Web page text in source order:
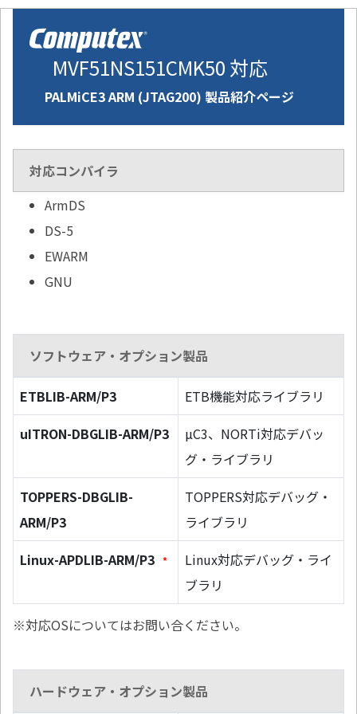
MVF51NS151CMK50 対応
PALMiCE3 ARM (JTAG200) 製品紹介ページ
対応コンパイラ
ArmDS
DS-5
EWARM
GNU
ソフトウェア・オプション製品
ETBLIB-ARM/P3
ETB機能対応ライブラリ
uITRON-DBGLIB-ARM/P3
µC3、NORTi対応デバッ
グ・ライブラリ
TOPPERS-DBGLIB-
ARM/P3
TOPPERS対応デバッグ・
ライブラリ
Linux-APDLIB-ARM/P3 *
Linux対応デバッグ・ライ
ブラリ
※対応OSについてはお問い合ください。
ハードウェア・オプション製品